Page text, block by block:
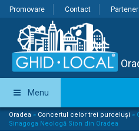
Promovare Contact Parteneri
Menu
Oradea » Concertul celor trei purceluși »
Sinagoga Neologă Sion din Oradea